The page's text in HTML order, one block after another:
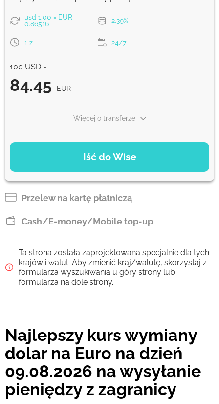
usd 1.00 = EUR
0.86516
2.39%
1 z 24/7
100 USD =
84.45 EUR
Iść do Wise
Więcej o transferze
OPCJE PŁATNOŚCI
84.45 EUR 1 z
Prowizja Strumok, zawsze 0%
Przelew na kartę płatniczą
Cash/E-money/Mobile top-up
Ta strona została zaprojektowana specjalnie dla tych
krajów i walut. Aby zmienić kraj/walutę, skorzystaj z
formularza wyszukiwania u góry strony lub
formularza na dole strony.
Najlepszy kurs wymiany
dolar na Euro na dzień
09.08.2026 na wysyłanie
pieniędzy z zagranicy